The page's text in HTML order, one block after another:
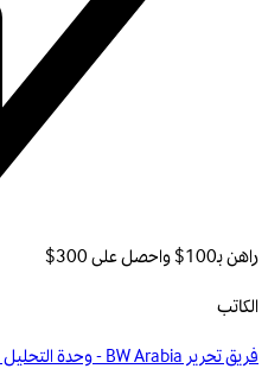
راهن بـ100$ واحصل على 300$
الكاتب
فريق تحرير BW Arabia - وحدة التحليل الرياضي